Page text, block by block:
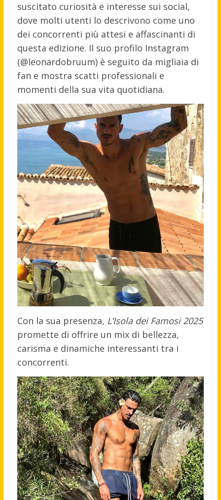
suscitato curiosità e interesse sui social,
dove molti utenti lo descrivono come uno
dei concorrenti più attesi e affascinanti di
questa edizione. Il suo profilo Instagram
(@leonardobruum) è seguito da migliaia di
fan e mostra scatti professionali e
momenti della sua vita quotidiana.
Con la sua presenza, L’Isola dei Famosi 2025
promette di offrire un mix di bellezza,
carisma e dinamiche interessanti tra i
concorrenti.